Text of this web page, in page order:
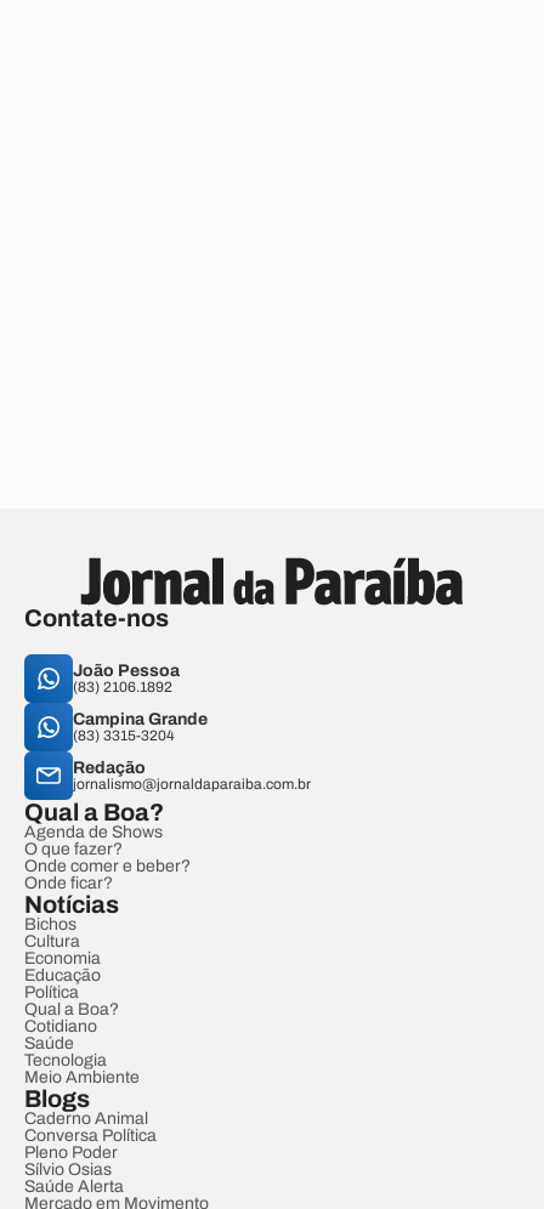
Contate-nos
João Pessoa
(83) 2106.1892
Campina Grande
(83) 3315-3204
Redação
jornalismo@jornaldaparaiba.com.br
Qual a Boa?
Agenda de Shows
O que fazer?
Onde comer e beber?
Onde ficar?
Notícias
Bichos
Cultura
Economia
Educação
Política
Qual a Boa?
Cotidiano
Saúde
Tecnologia
Meio Ambiente
Blogs
Caderno Animal
Conversa Política
Pleno Poder
Sílvio Osias
Saúde Alerta
Mercado em Movimento